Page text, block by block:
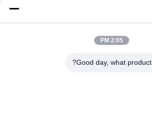
للمركبة عالية الصلابة شبه معدنية
حسب الطلب لا توجد مقاومة للغبار للضوضاء
لسباق السيارات ، وسادات الفرامل عالية
2:05 PM
Good day, what